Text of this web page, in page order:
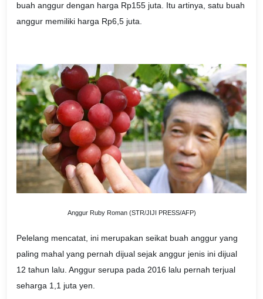
buah anggur dengan harga Rp155 juta. Itu artinya, satu buah
anggur memiliki harga Rp6,5 juta.
Anggur Ruby Roman (STR/JIJI PRESS/AFP)
Pelelang mencatat, ini merupakan seikat buah anggur yang
paling mahal yang pernah dijual sejak anggur jenis ini dijual
12 tahun lalu. Anggur serupa pada 2016 lalu pernah terjual
seharga 1,1 juta yen.